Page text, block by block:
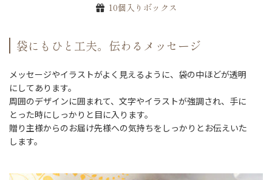
10個入りボックス
袋にもひと工夫。伝わるメッセージ
メッセージやイラストがよく見えるように、袋の中ほどが透明
にしてあります。
周囲のデザインに囲まれて、文字やイラストが強調され、手に
とった時にしっかりと目に入ります。
贈り主様からのお届け先様への気持ちをしっかりとお伝えいた
します。
ご注文手続きに進む